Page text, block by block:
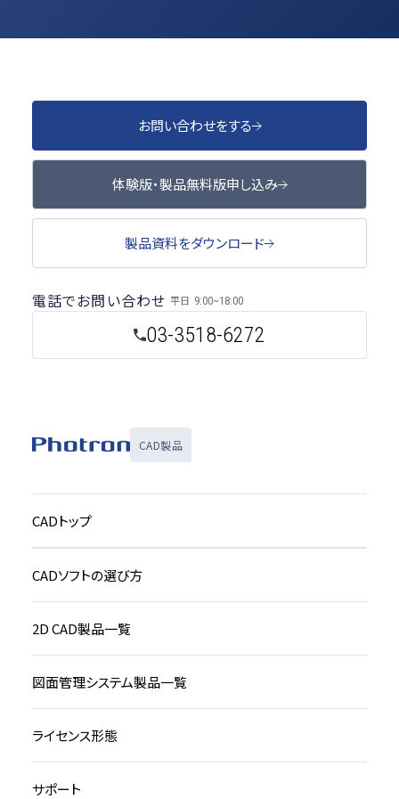
お問い合わせをする
体験版・製品無料版申し込み
製品資料をダウンロード
03-3518-6272
電話でお問い合わせ 平日 9:00~18:00
CAD製品
CADトップ
CADソフトの選び方
2D CAD製品一覧
図面管理システム製品一覧
ライセンス形態
サポート